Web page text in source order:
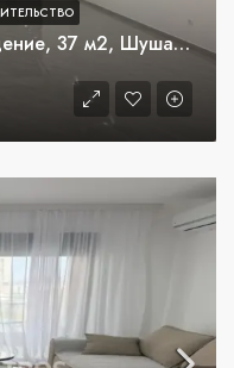
Новое коммерческое помещение, 37 м2, Шушань, Бар